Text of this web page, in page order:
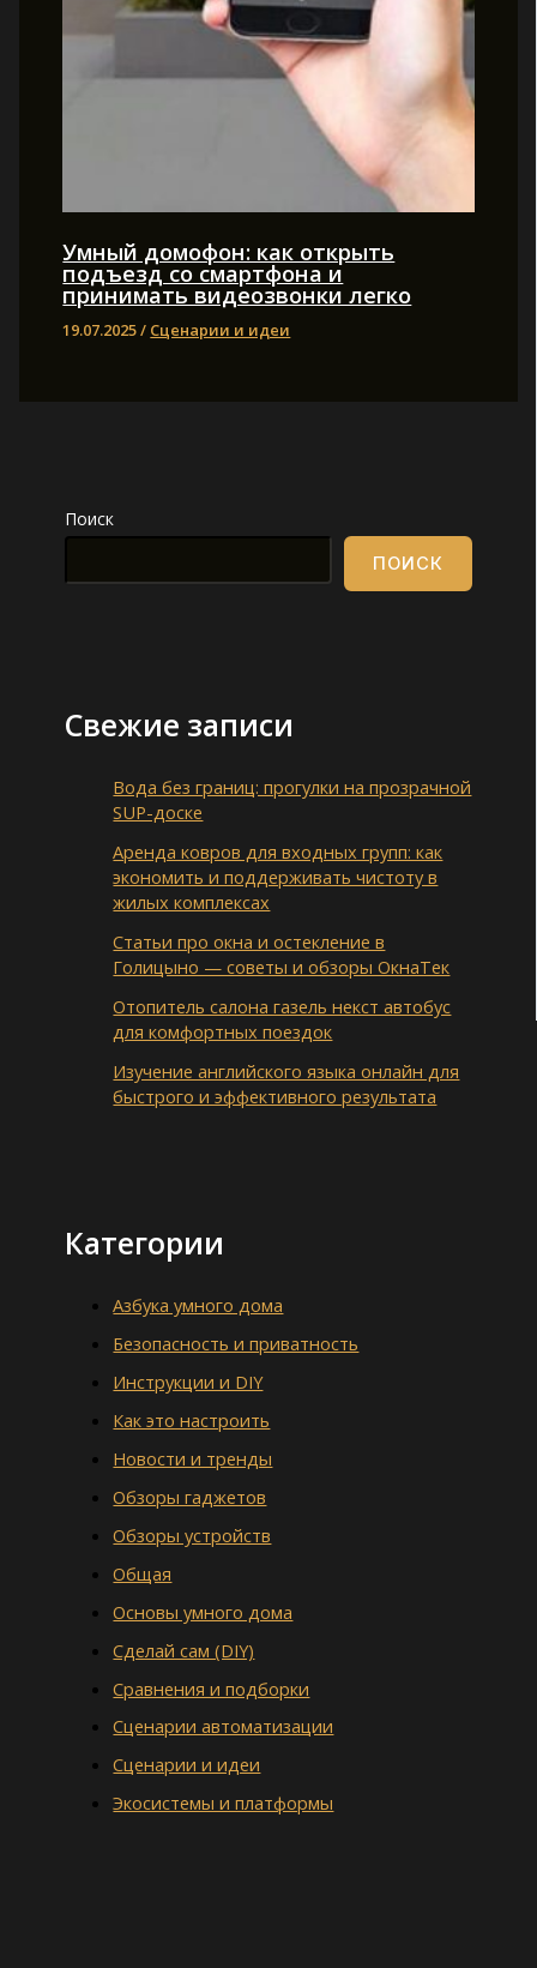
Умный домофон: как открыть
подъезд со смартфона и
принимать видеозвонки легко
19.07.2025/ Сценарии и идеи
Поиск
ПОИСК
Свежие записи
Вода без границ: прогулки на прозрачной
SUP-доске
Аренда ковров для входных групп: как
экономить и поддерживать чистоту в
жилых комплексах
Статьи про окна и остекление в
Голицыно — советы и обзоры ОкнаТек
Отопитель салона газель некст автобус
для комфортных поездок
Изучение английского языка онлайн для
быстрого и эффективного результата
Категории
Азбука умного дома
Безопасность и приватность
Инструкции и DIY
Как это настроить
Новости и тренды
Обзоры гаджетов
Обзоры устройств
Общая
Основы умного дома
Сделай сам (DIY)
Сравнения и подборки
Сценарии автоматизации
Сценарии и идеи
Экосистемы и платформы